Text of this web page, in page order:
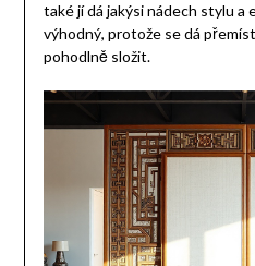
také jí dá jakýsi nádech stylu a
výhodný, protože se dá
pohodlně složit.